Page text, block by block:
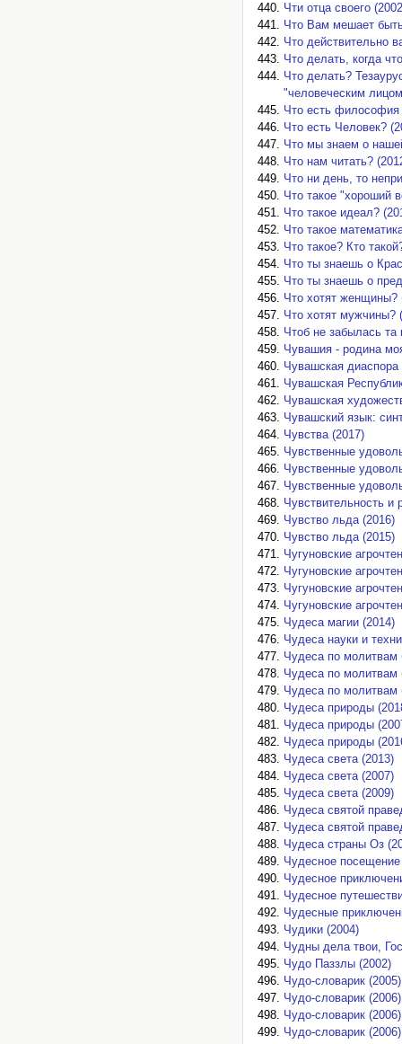
Чти отца своего
Что Вам мешает
Что действительно
Что делать, когда
Что делать?
"человеческим
Что есть
Что есть Человек?
Что мы знаем о
Что нам читать?
Что ни день, то
Что такое "хороший
Что такое идеал?
Что такое
Что такое? Кто
Что ты знаешь о
Что ты знаешь о
Что хотят женщины?
Что хотят мужчины?
Чтоб не забылась та
Чувашия - родина
Чувашская диаспора
Чувашская
Чувашская
Чувашский язык:
Чувства (2017)
Чувственные
Чувственные
Чувственные
Чувствительность и
Чувство льда (2016)
Чувство льда (2015)
Чугуновские
Чугуновские
Чугуновские
Чугуновские
Чудеса магии (2014)
Чудеса науки и
Чудеса по молитвам
Чудеса по молитвам
Чудеса по молитвам
Чудеса природы
Чудеса природы
Чудеса природы
Чудеса света (2013)
Чудеса света (2007)
Чудеса света (2009)
Чудеса святой
Чудеса святой
Чудеса страны Оз
Чудесное посещение
Чудесное
Чудесное
Чудесные
Чудики (2004)
Чудны дела твои,
Чудо Паззлы (2002)
Чудо-словарик (2005)
Чудо-словарик (2006)
Чудо-словарик (2006)
Чудо-словарик (2006)